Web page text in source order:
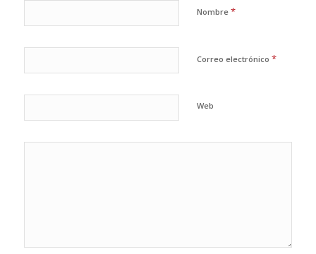
Nombre *
Correo electrónico *
Web